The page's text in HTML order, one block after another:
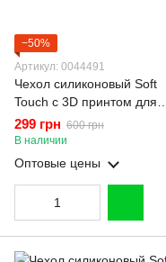
−50%
Артикул: 0044491
Чехол силиконовый Soft
Touch с 3D принтом для
Xiaomi Redmi 15 5G Global
розовый (Полная защита
камеры)
299 грн 600 грн
В наличии
Оптовые цены